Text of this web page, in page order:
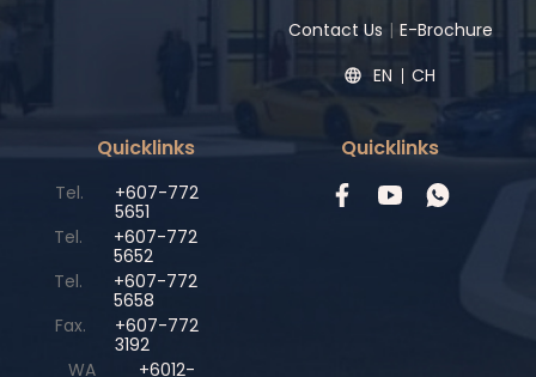
Contact Us | E-Brochure
EN
CH
Quicklinks
Tel.
+607-772
5651
Tel.
+607-772
5652
Tel.
+607-772
5658
Fax.
+607-772
3192
WA
+6012-
Quicklinks